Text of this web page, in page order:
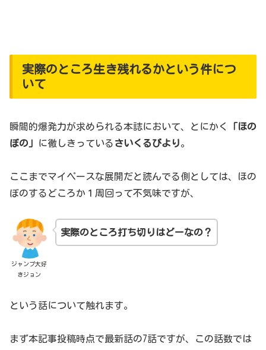
実際のところ生き残れるかという件につ
いて
瞬間的爆発力が求められる本誌において、とにかく
「ほの
ぼの」
に徹しきっている さいくるびより。
ここまでマイペースな展開だと読んでる側としては、ほの
ぼのするどころか１周回って不気味ですが、
ジャンプ大好
きジョン
実際のところ打ち切りはどーなの？
という話について触れます。
まず本記事投稿時点で最新話の7話ですが、この話数では